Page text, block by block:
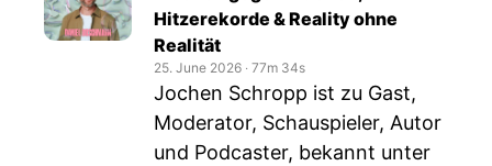
Hitzerekorde & Reality ohne
Realität
25. June 2026 ‧ 77m 34s
Jochen Schropp ist zu Gast,
Moderator, Schauspieler, Autor
und Podcaster, bekannt unter